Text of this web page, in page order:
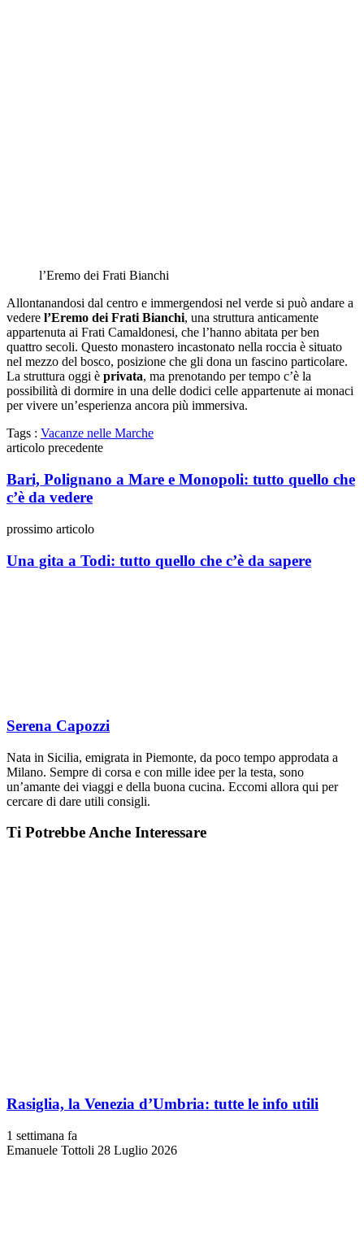
l’Eremo dei Frati Bianchi
Allontanandosi dal centro e immergendosi nel verde si può andare a
vedere l’Eremo dei Frati Bianchi, una struttura anticamente
appartenuta ai Frati Camaldonesi, che l’hanno abitata per ben
quattro secoli. Questo monastero incastonato nella roccia è situato
nel mezzo del bosco, posizione che gli dona un fascino particolare.
La struttura oggi è privata, ma prenotando per tempo c’è la
possibilità di dormire in una delle dodici celle appartenute ai monaci
per vivere un’esperienza ancora più immersiva.
Tags : Vacanze nelle Marche
articolo precedente
Bari, Polignano a Mare e Monopoli: tutto quello che
c’è da vedere
prossimo articolo
Una gita a Todi: tutto quello che c’è da sapere
Serena Capozzi
Nata in Sicilia, emigrata in Piemonte, da poco tempo approdata a
Milano. Sempre di corsa e con mille idee per la testa, sono
un’amante dei viaggi e della buona cucina. Eccomi allora qui per
cercare di dare utili consigli.
Ti Potrebbe Anche Interessare
Rasiglia, la Venezia d’Umbria: tutte le info utili
1 settimana fa
Emanuele Tottoli 28 Luglio 2026